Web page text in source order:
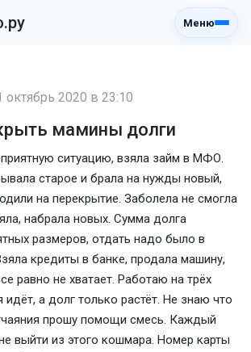
Меню
октябрь 2020 в 23:10
мамины долги
ситуацию, взяла займ в МФО.
старое и брала на нужды новый,
на перекрытие. Заболела не смогла
набрала новых. Сумма долга
размеров, отдать надо было в
кредиты в банке, продала машину,
равно не хватает. Работаю на трёх
идёт, а долг только растёт. Не знаю что
прошу помощи смесь. Каждый
выйти из этого кошмара. Номер карты